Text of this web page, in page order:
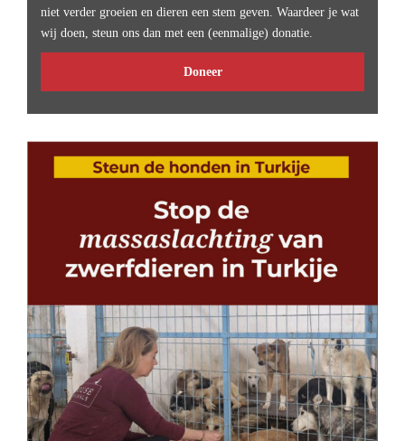
niet verder groeien en dieren een stem geven. Waardeer je wat
wij doen, steun ons dan met een (eenmalige) donatie.
Doneer